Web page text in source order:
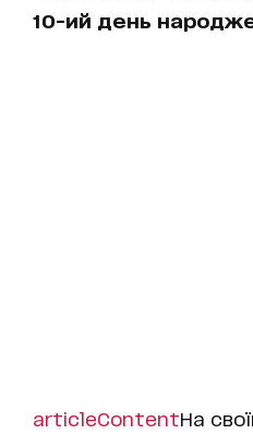
10-ий день
articleContentНа